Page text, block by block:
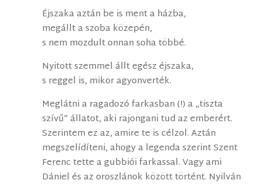
Éjszaka aztán be is ment a házba,
megállt a szoba közepén,
s nem mozdult onnan soha többé.
Nyitott szemmel állt egész éjszaka,
s reggel is, mikor agyonverték.
Meglátni a ragadozó farkasban (!) a „tiszta
szívű” állatot, aki rajongani tud az emberért.
Szerintem ez az, amire te is célzol. Aztán
megszelídíteni, ahogy a legenda szerint Szent
Ferenc tette a gubbiói farkassal. Vagy ami
Dániel és az oroszlánok között történt. Nyilván